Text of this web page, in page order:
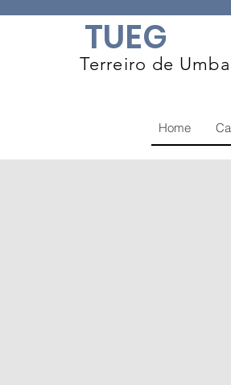
TUEG
Terreiro de
Home